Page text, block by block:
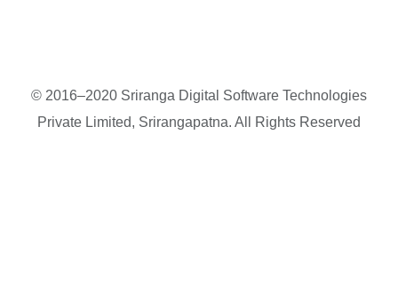
© 2016–2020 Sriranga Digital Software Technologies
Private Limited, Srirangapatna. All Rights Reserved